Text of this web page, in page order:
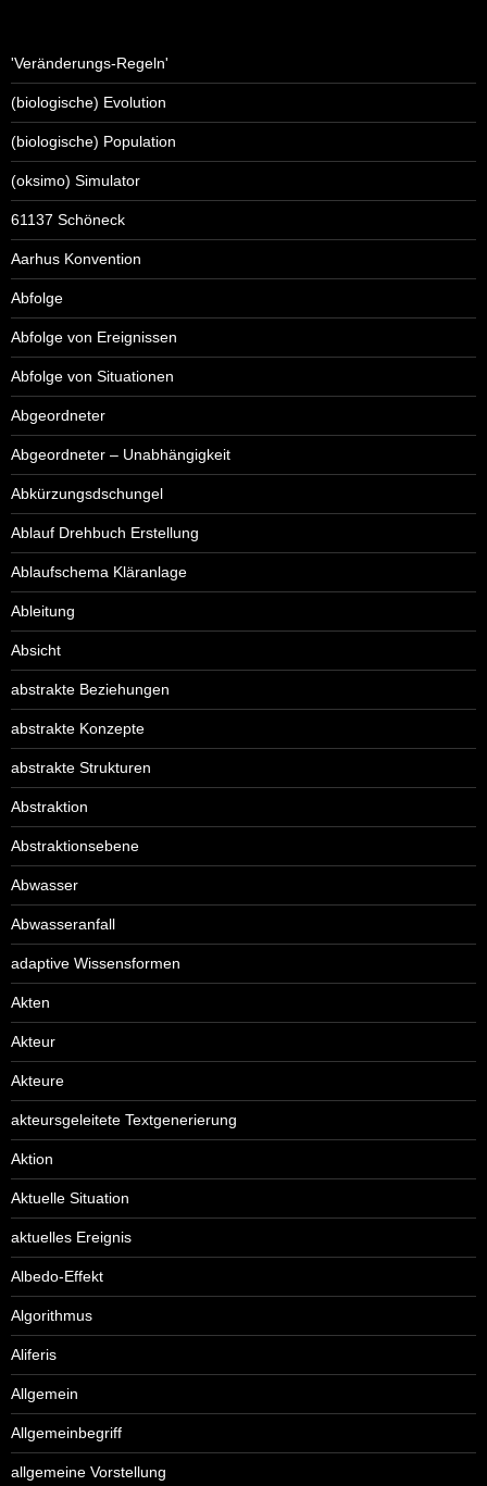
'Veränderungs-Regeln'
(biologische) Evolution
(biologische) Population
(oksimo) Simulator
61137 Schöneck
Aarhus Konvention
Abfolge
Abfolge von Ereignissen
Abfolge von Situationen
Abgeordneter
Abgeordneter – Unabhängigkeit
Abkürzungsdschungel
Ablauf Drehbuch Erstellung
Ablaufschema Kläranlage
Ableitung
Absicht
abstrakte Beziehungen
abstrakte Konzepte
abstrakte Strukturen
Abstraktion
Abstraktionsebene
Abwasser
Abwasseranfall
adaptive Wissensformen
Akten
Akteur
Akteure
akteursgeleitete Textgenerierung
Aktion
Aktuelle Situation
aktuelles Ereignis
Albedo-Effekt
Algorithmus
Aliferis
Allgemein
Allgemeinbegriff
allgemeine Vorstellung